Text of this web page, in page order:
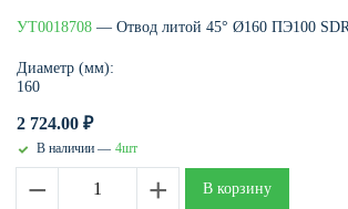
УТ0018708 — Отвод литой 45° Ø160 ПЭ100
Диаметр (мм):
160
2 724.00 ₽
В наличии — 4шт
− + В корзину